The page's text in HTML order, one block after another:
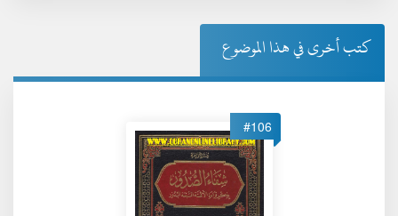
كتب أخرى في هذا الموضوع
#106